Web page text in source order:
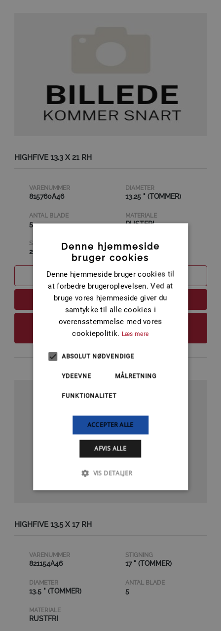
HIGHFIVE 13.3 X 21 RH
VARENUMMER
815760A46
DIAMETER
13.25 " (TOMMER)
ANTAL BLADE
5
MATERIALE
RUSTFRI
STIGNING
21
SAMMENLIGN
LÆS MERE
HIGHFIVE 13.5 X 17 RH
VARENUMMER
821154A46
STIGNING
17 " (TOMMER)
DIAMETER
13.5 " (TOMMER)
ANTAL BLADE
5
MATERIALE
RUSTFRI
Denne hjemmeside
bruger cookies
Denne hjemmeside bruger cookies til
at forbedre brugeroplevelsen. Ved at
bruge vores hjemmeside giver du
samtykke til alle cookies i
overensstemmelse med vores
cookiepolitik. Læs mere
ABSOLUT NØDVENDIGE
YDEEVNE MÅLRETNING
FUNKTIONALITET
ACCEPTER ALLE
AFVIS ALLE
VIS DETALJER